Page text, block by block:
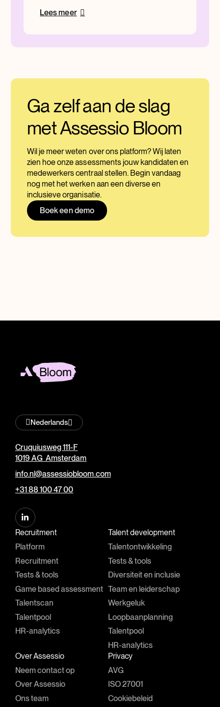
Lees meer
Ga zelf aan de slag
met Assessio Bloom
Wil je meer weten over ons platform? Wij laten
zien hoe onze assessments jouw kandidaten en
medewerkers centraal stellen. Begin vandaag
nog met het werken aan een diverse en
inclusieve organisatie.
Boek een demo
Nederlands
Cruquiusweg 111-F
1019 AG Amsterdam
info.nl@assessiobloom.com
+31 88 100 47 00
Recruitment
Platform
Recruitment
Tests & tools
Game based assessment
Talentscan
Talentpool
HR-analytics
Talent development
Talentontwikkeling
Tests & tools
Diversiteit en inclusie
Team en leiderschap
Werkgeluk
Loopbaanplanning
Talentpool
HR-analytics
Over Assessio
Neem contact op
Over Assessio
Ons team
Privacy
AVG
ISO 27001
Cookiebeleid